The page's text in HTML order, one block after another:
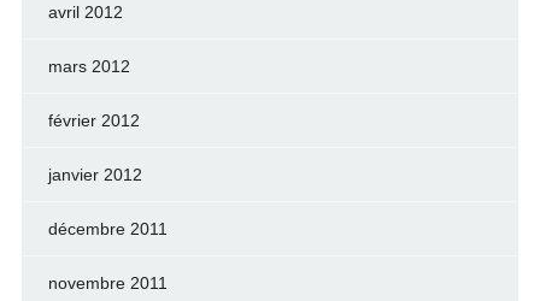
avril 2012
mars 2012
février 2012
janvier 2012
décembre 2011
novembre 2011